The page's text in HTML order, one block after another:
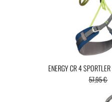
ENERGY CR 4
57,95 €